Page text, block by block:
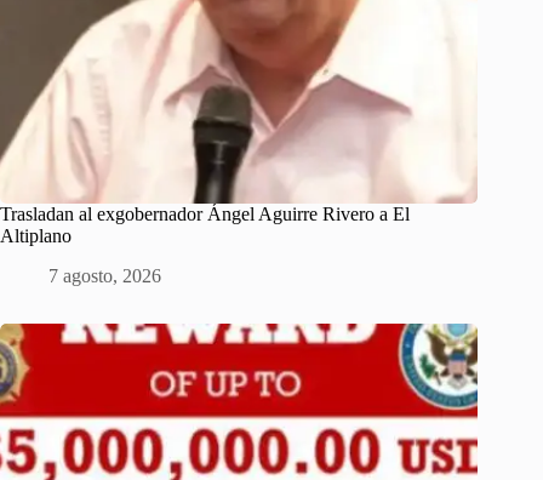
Trasladan al exgobernador Ángel Aguirre Rivero a El
Altiplano
7 agosto, 2026